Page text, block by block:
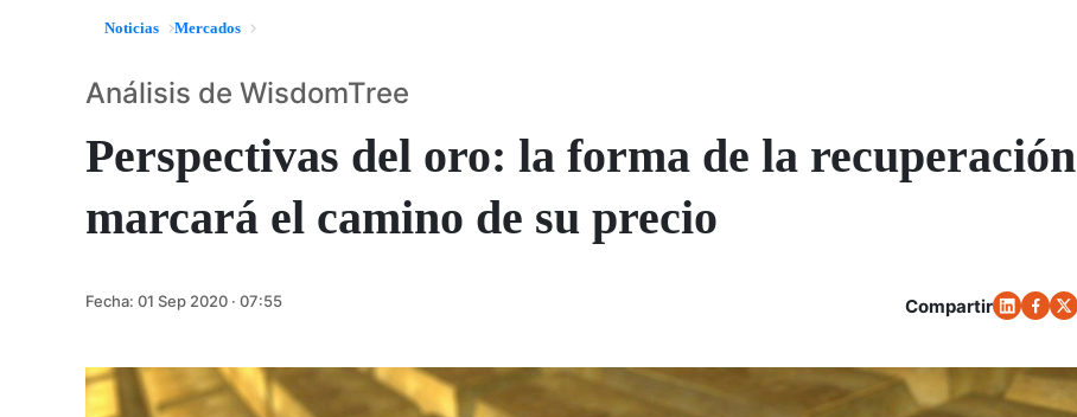
Noticias Mercados
Perspectivas del oro: la forma de la recuperación
marcará el camino de su precio
Análisis de WisdomTree
Fecha: 01 Sep 2020 · 07:55 Compartir